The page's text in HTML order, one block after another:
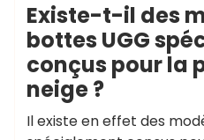
Existe-t-il des
bottes UGG
conçus pour la
neige ?
Il existe en effet des